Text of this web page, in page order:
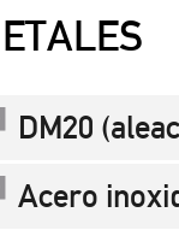
DM20
Acero